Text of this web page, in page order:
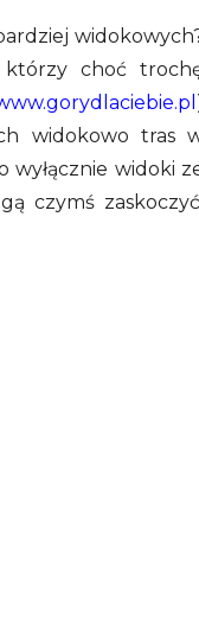
którzy choć
widokowo tras
wyłącznie widoki
czymś